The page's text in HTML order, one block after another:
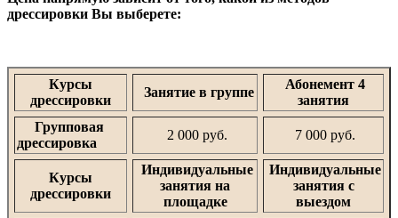
дрессировки Вы выберете:
Курсы
дрессировки
Занятие в группе
Абонемент 4
занятия
Групповая
дрессировка
2 000 руб. 7 000 руб.
Курсы
дрессировки
Индивидуальные
занятия на
площадке
Индивидуальные
занятия с
выездом